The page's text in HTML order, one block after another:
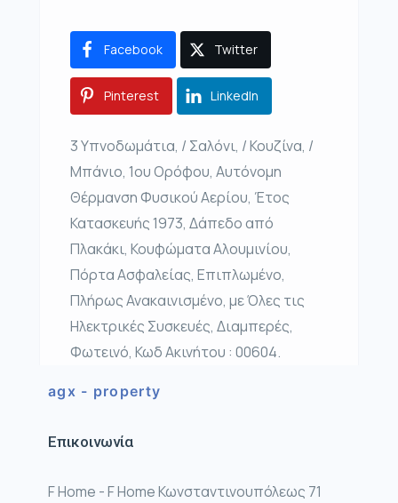
Facebook Twitter
Pinterest LinkedIn
3 Υπνοδωμάτια, / Σαλόνι, / Κουζίνα, /
Μπάνιο, 1ου Ορόφου, Αυτόνομη
Θέρμανση Φυσικού Αερίου, Έτος
Κατασκευής 1973, Δάπεδο από
Πλακάκι, Κουφώματα Αλουμινίου,
Πόρτα Ασφαλείας, Επιπλωμένο,
Πλήρως Ανακαινισμένο, με Όλες τις
Ηλεκτρικές Συσκευές, Διαμπερές,
Φωτεινό, Κωδ Ακινήτου : 00604.
agx - property
Επικοινωνία
F Home - F Home Κωνσταντινουπόλεως 71